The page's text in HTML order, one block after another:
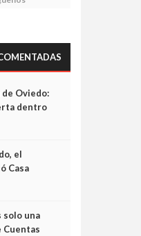
Oviedo:
dentro
el
Casa
solo una
Cuentas